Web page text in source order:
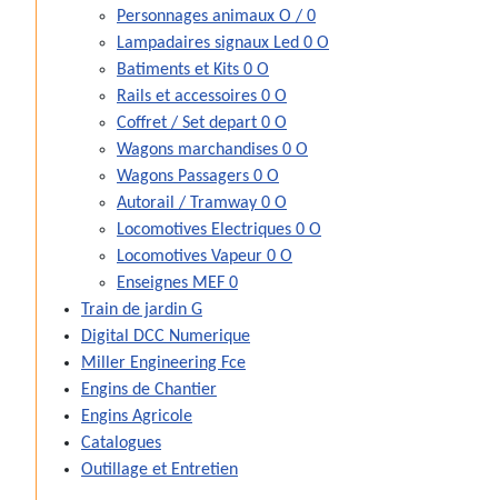
Personnages animaux O / 0
Lampadaires signaux Led 0 O
Batiments et Kits 0 O
Rails et accessoires 0 O
Coffret / Set depart 0 O
Wagons marchandises 0 O
Wagons Passagers 0 O
Autorail / Tramway 0 O
Locomotives Electriques 0 O
Locomotives Vapeur 0 O
Enseignes MEF 0
Train de jardin G
Digital DCC Numerique
Miller Engineering Fce
Engins de Chantier
Engins Agricole
Catalogues
Outillage et Entretien